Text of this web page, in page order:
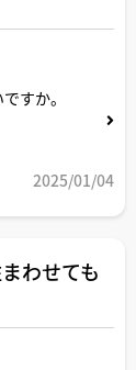
すか。
2025/01/04
わせても